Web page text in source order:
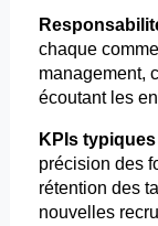
chaque
management,
écoutant les
KPIs typiques
précision des
rétention des
nouvelles